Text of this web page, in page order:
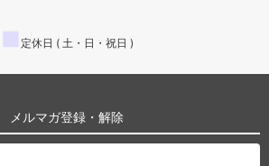
■ 定休日 ( 土・日・祝日 )
メルマガ登録・解除